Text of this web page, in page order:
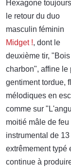
Hexagone
le retour du duo
masculin féminin
Midget !, dont le
deuxième tir,
charbon", affine le
gentiment tordue,
mélodiques en
comme sur
moitié mâle de
instrumental de
extrêmement typé
continue à